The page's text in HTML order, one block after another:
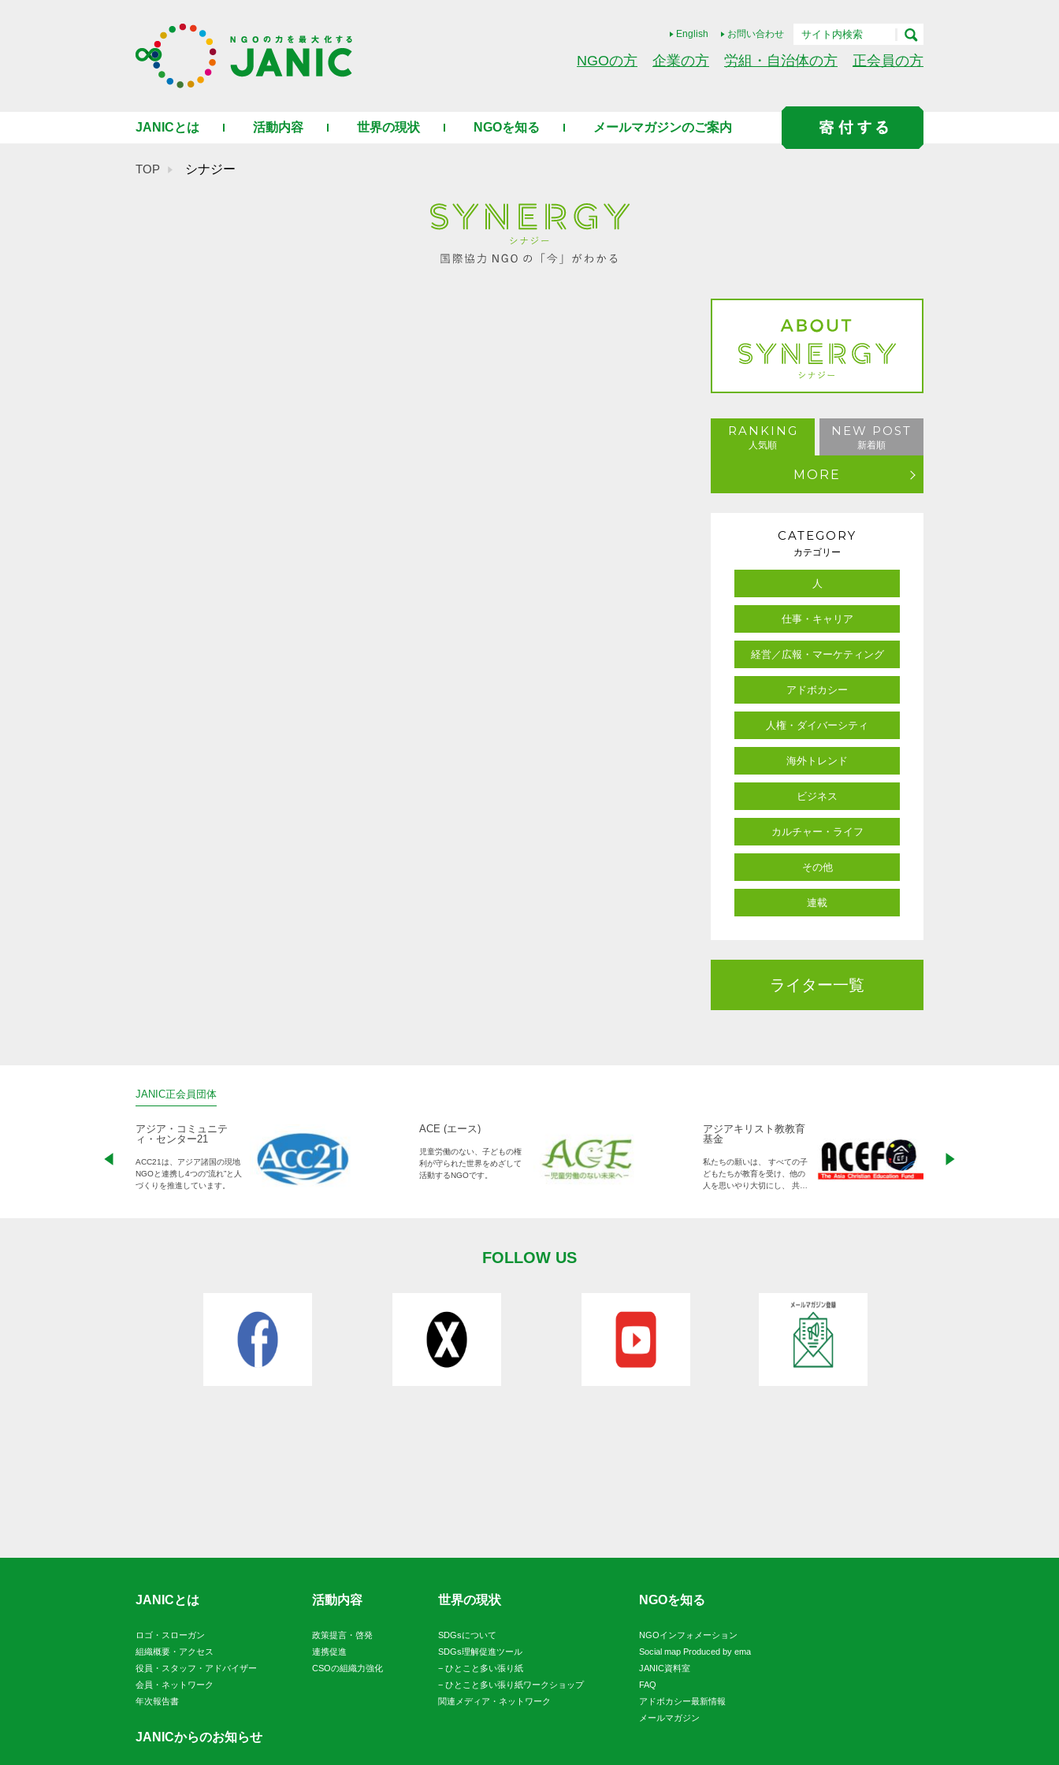
English お問い合わせ
NGOの方 企業の方 労組・自治体の方 正会員の方
JANICとは 活動内容 世界の現状 NGOを知る メールマガジンのご案内
TOP シナジー
RANKING
人気順
NEW POST
新着順
MORE
CATEGORY
カテゴリー
人
仕事・キャリア
経営／広報・マーケティング
アドボカシー
人権・ダイバーシティ
海外トレンド
ビジネス
カルチャー・ライフ
その他
連載
ライター一覧
JANIC正会員団体
アジア・コミュニテ
ィ・センター21
ACC21は、アジア諸国の現地
NGOと連携し4つの“流れ”と人
づくりを推進しています。
ACE (エース)
児童労働のない、子どもの権
利が守られた世界をめざして
活動するNGOです。
アジアキリスト教教育
基金
私たちの願いは、 すべての子
どもたちが教育を受け、他の
人を思いやり大切にし、 共に
FOLLOW US
JANICとは
ロゴ・スローガン
組織概要・アクセス
役員・スタッフ・アドバイザー
会員・ネットワーク
年次報告書
活動内容
政策提言・啓発
連携促進
CSOの組織力強化
世界の現状
SDGsについて
SDGs理解促進ツール
− ひとこと多い張り紙
− ひとこと多い張り紙ワークショップ
関連メディア・ネットワーク
NGOを知る
NGOインフォメーション
Social map Produced by ema
JANIC資料室
FAQ
アドボカシー最新情報
メールマガジン
JANICからのお知らせ